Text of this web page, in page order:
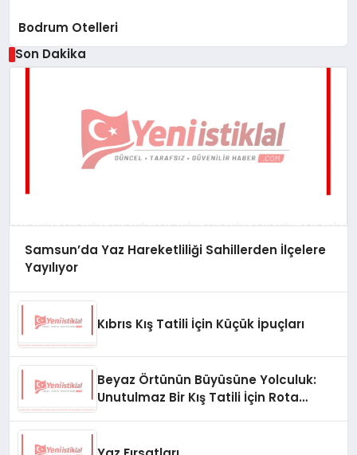
Bodrum Otelleri
Son Dakika
Samsun’da Yaz Hareketliliği Sahillerden İlçelere
Yayılıyor
Kıbrıs Kış Tatili İçin Küçük İpuçları
Beyaz Örtünün Büyüsüne Yolculuk:
Unutulmaz Bir Kış Tatili İçin Rota